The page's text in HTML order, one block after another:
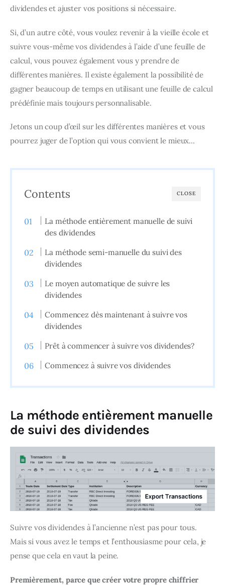
dividendes et ajuster vos positions si nécessaire.
Si, d’un autre côté, vous voulez revenir à la vieille école et
suivre vous-même vos dividendes à l’aide d’une feuille de
calcul, vous pouvez également vous y prendre de
différentes manières. Il existe également la possibilité de
gagner beaucoup de temps en utilisant une feuille de calcul
prédéfinie mais toujours personnalisable.
Jetons un coup d’œil sur les différentes manières et vous
pourrez juger de l’option qui vous convient le mieux…
CLOSE
Contents
La méthode entièrement manuelle de suivi
des dividendes
La méthode semi-manuelle du suivi des
dividendes
Le moyen automatique de suivre les
dividendes
Commencez dès maintenant à suivre vos
dividendes
Prêt à commencer à suivre vos dividendes?
Commencez à suivre vos dividendes
La méthode entièrement manuelle
de suivi des dividendes
Suivre vos dividendes à l’ancienne n’est pas pour tous.
Mais si vous avez le temps et l’enthousiasme pour cela, je
pense que cela en vaut la peine.
Premièrement, parce que créer votre propre chiffrier